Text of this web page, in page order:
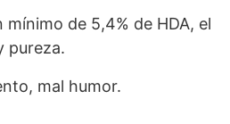
mínimo de 5,4% de HDA, el
pureza.
mal humor.